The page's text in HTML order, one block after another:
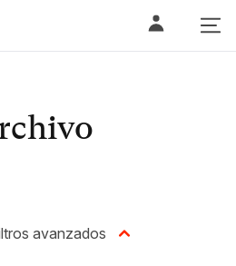
avanzados